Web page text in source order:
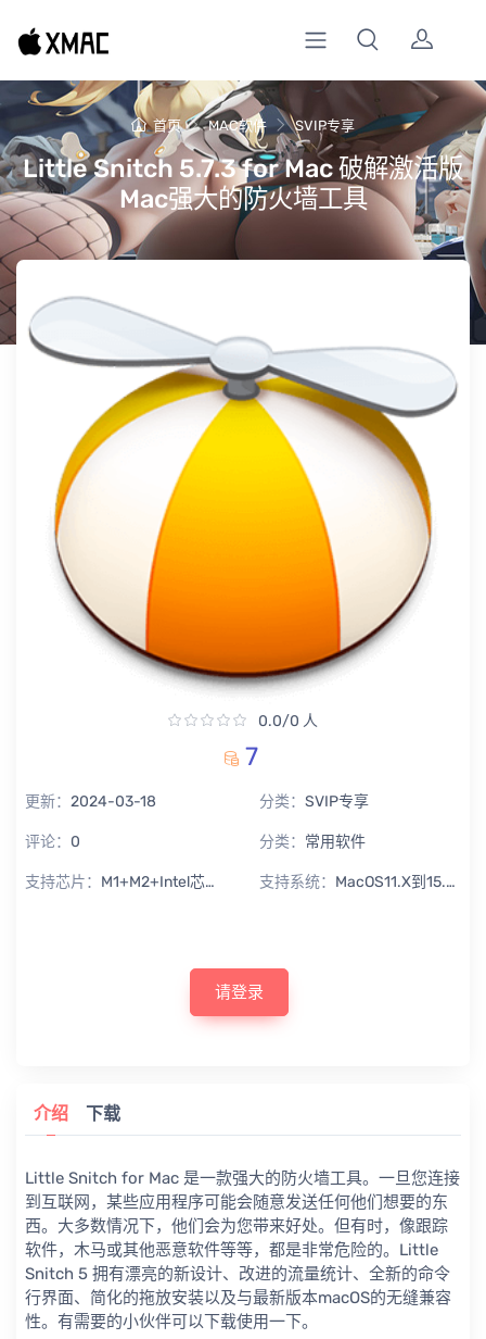
首页 MAC软件 SVIP专享
Little Snitch 5.7.3 for Mac 破解激活版
Mac强大的防火墙工具
0.0/0 人
7
更新： 2024-03-18 分类： SVIP专享
评论： 0 分类： 常用软件
支持芯片： M1+M2+Intel芯片通用 支持系统： MacOS11.X到15.X Sequoia
请登录
介绍 下载
Little Snitch for Mac 是一款强大的防火墙工具。一旦您连接
到互联网，某些应用程序可能会随意发送任何他们想要的东
西。大多数情况下，他们会为您带来好处。但有时，像跟踪
软件，木马或其他恶意软件等等，都是非常危险的。Little
Snitch 5 拥有漂亮的新设计、改进的流量统计、全新的命令
行界面、简化的拖放安装以及与最新版本macOS的无缝兼容
性。有需要的小伙伴可以下载使用一下。